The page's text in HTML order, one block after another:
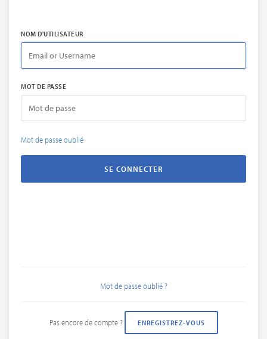
NOM D'UTILISATEUR
MOT DE PASSE
Mot de passe oublié
Mot de passe oublié ?
Pas encore de compte ? ENREGISTREZ-VOUS